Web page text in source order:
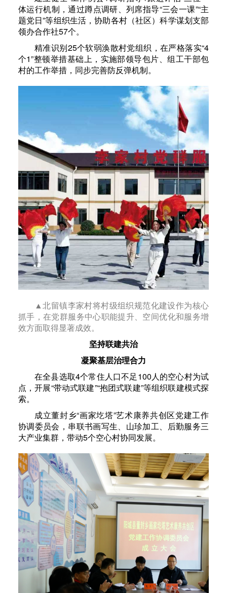
体运行机制，通过蹲点调研、列席指导“三会一课”“主
题党日”等组织生活，协助各村（社区）科学谋划支部
领办合作社57个。
精准识别25个软弱涣散村党组织，在严格落实“4
个1”整顿举措基础上，实施部领导包片、组工干部包
村的工作举措，同步完善防反弹机制。
▲北留镇李家村将村级组织规范化建设作为核心
抓手，在党群服务中心职能提升、空间优化和服务增
效方面取得显著成效。
坚持联建共治
凝聚基层治理合力
在全县选取4个常住人口不足100人的空心村为试
点，开展“带动式联建”“抱团式联建”等组织联建模式探
索。
成立董封乡“画家圪塔”艺术康养共创区党建工作
协调委员会，串联书画写生、山珍加工、后勤服务三
大产业集群，带动5个空心村协同发展。